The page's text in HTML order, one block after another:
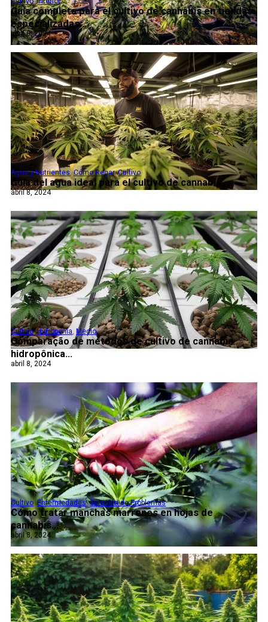
Guía completa para el cultivo de cannabis en tiendas
especializadas...
abril 8, 2024
Guía del agua ideal para el cultivo de cannabis...
Agua y Nutrientes,Cómo Regar,Cultivo
abril 8, 2024
Comparação de métodos de cultivo de cannabis
hidropônica...
Cultivo,Hidroponía ,Medio
abril 8, 2024
Cómo tratar manchas marrones en hojas de
cannabis...
Cultivo,Enfermedades,Solución de Problemas
abril 8, 2024